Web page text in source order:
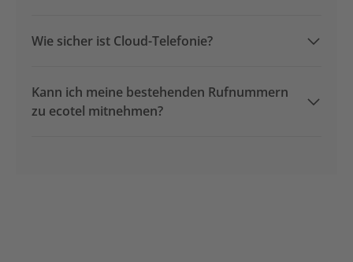
Wie sicher ist Cloud-Telefonie?
Kann ich meine bestehenden Rufnummern
zu ecotel mitnehmen?